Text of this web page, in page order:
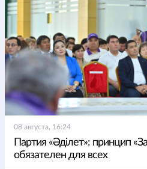
08 августа, 16:24
Партия «Әділет»: принцип
обязателен для всех